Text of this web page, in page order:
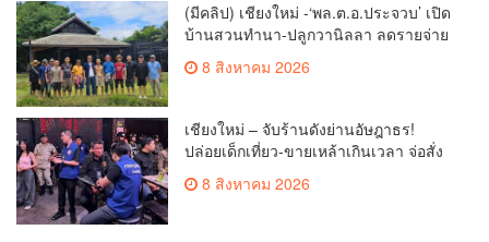
(มีคลิป) เชียงใหม่ -‘พล.ต.อ.ประจวบ’ เปิด
บ้านสวนทำนา-ปลูกวานิลลา ลดรายจ่าย
แจกผู้ใต้บังคับบัญชา
8 สิงหาคม 2026
เชียงใหม่ – จับร้านดังย่านอัษฎาธร!
ปล่อยเด็กเที่ยว-ขายเหล้าเกินเวลา จ่อสั่ง
ปิด 5 ปี
8 สิงหาคม 2026